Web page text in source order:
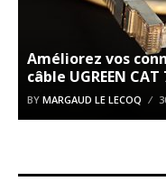
Améliorez vos
câble UGREEN CAT
BY MARGAUD LE LECOQ